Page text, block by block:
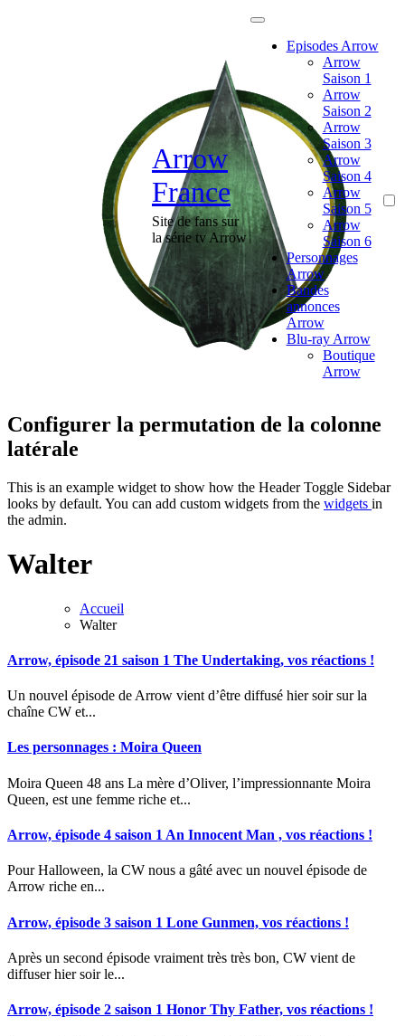
Arrow
France
Site de fans sur
la série tv Arrow
Episodes Arrow
Arrow
Saison 1
Arrow
Saison 2
Arrow
Saison 3
Arrow
Saison 4
Arrow
Saison 5
Arrow
Saison 6
Personnages
Arrow
Bandes
annonces
Arrow
Blu-ray Arrow
Boutique
Arrow
Configurer la permutation de la colonne
latérale
This is an example widget to show how the Header Toggle Sidebar
looks by default. You can add custom widgets from the widgets in
the admin.
Walter
Accueil
Walter
Arrow, épisode 21 saison 1 The Undertaking, vos réactions !
Un nouvel épisode de Arrow vient d’être diffusé hier soir sur la
chaîne CW et...
Les personnages : Moira Queen
Moira Queen 48 ans La mère d’Oliver, l’impressionnante Moira
Queen, est une femme riche et...
Arrow, épisode 4 saison 1 An Innocent Man , vos réactions !
Pour Halloween, la CW nous a gâté avec un nouvel épisode de
Arrow riche en...
Arrow, épisode 3 saison 1 Lone Gunmen, vos réactions !
Après un second épisode vraiment très très bon, CW vient de
diffuser hier soir le...
Arrow, épisode 2 saison 1 Honor Thy Father, vos réactions !